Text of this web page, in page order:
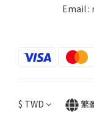
Email :
$ TWD 繁